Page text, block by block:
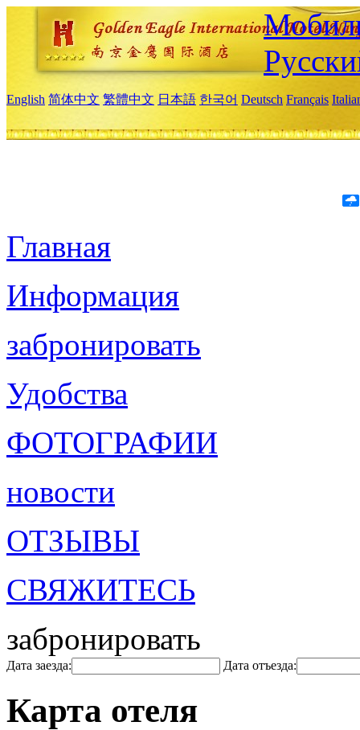
English 简体中文 繁體中文 日本語 한국어 Deutsch Français
Главная
Информация
забронировать
Удобства
ФОТОГРАФИИ
новости
ОТЗЫВЫ
СВЯЖИТЕСЬ
забронировать
Дата заезда: Дата отъезда:
Карта отеля